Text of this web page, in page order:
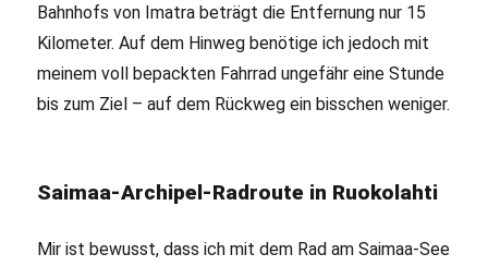
Bahnhofs von Imatra beträgt die Entfernung nur 15
Kilometer. Auf dem Hinweg benötige ich jedoch mit
meinem voll bepackten Fahrrad ungefähr eine Stunde
bis zum Ziel – auf dem Rückweg ein bisschen weniger.
Saimaa-Archipel-Radroute in Ruokolahti
Mir ist bewusst, dass ich mit dem Rad am Saimaa-See